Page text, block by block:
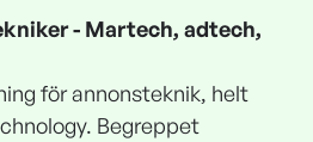
- Martech, adtech,
för annonsteknik, helt
Begreppet